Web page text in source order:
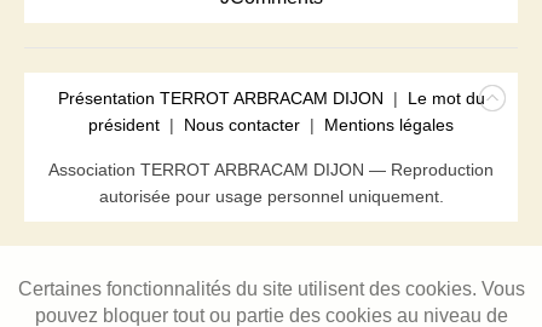
Présentation TERROT ARBRACAM DIJON | Le mot du
président | Nous contacter | Mentions légales
Association TERROT ARBRACAM DIJON — Reproduction
autorisée pour usage personnel uniquement.
Certaines fonctionnalités du site utilisent des cookies. Vous
pouvez bloquer tout ou partie des cookies au niveau de